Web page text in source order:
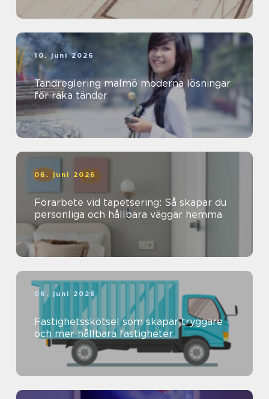
10. juni 2026
Tandreglering malmö moderna lösningar
för raka tänder
06. juni 2026
Förarbete vid tapetsering: Så skapar du
personliga och hållbara väggar hemma
06. juni 2026
Fastighetsskötsel som skapar tryggare
och mer hållbara fastigheter